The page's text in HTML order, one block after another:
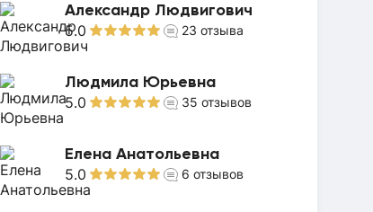
Александр Людвигович
5.0 23 отзыва
Людмила Юрьевна
5.0 35 отзывов
Елена Анатольевна
5.0 6 отзывов